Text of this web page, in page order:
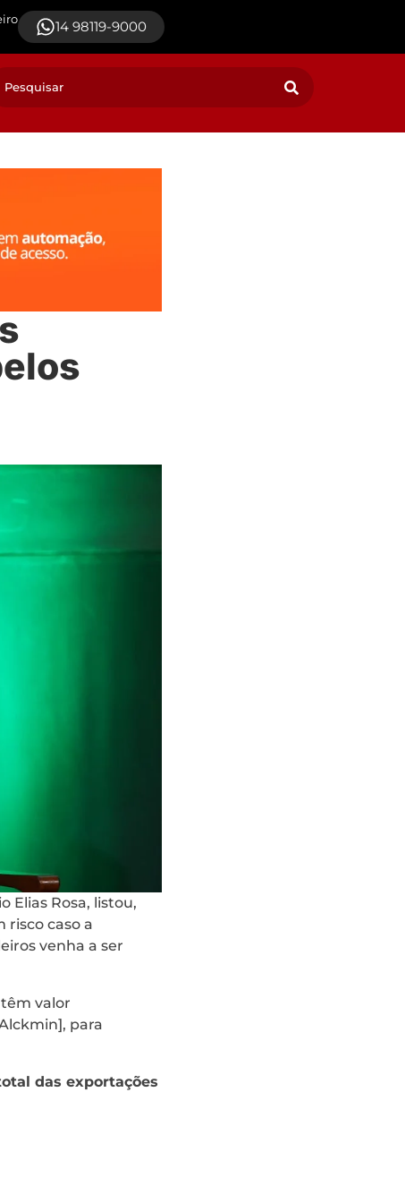
14 98119-9000
Elias Rosa, listou,
risco caso a
venha a ser
valor
para
das exportações